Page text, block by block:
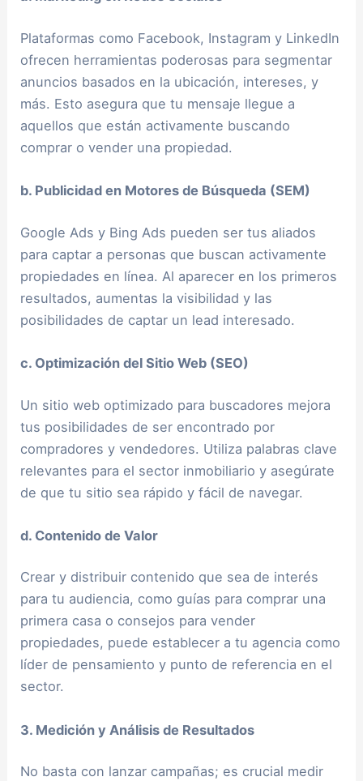
Plataformas como Facebook, Instagram y LinkedIn
ofrecen herramientas poderosas para segmentar
anuncios basados en la ubicación, intereses, y
más. Esto asegura que tu mensaje llegue a
aquellos que están activamente buscando
comprar o vender una propiedad.
b. Publicidad en Motores de Búsqueda (SEM)
Google Ads y Bing Ads pueden ser tus aliados
para captar a personas que buscan activamente
propiedades en línea. Al aparecer en los primeros
resultados, aumentas la visibilidad y las
posibilidades de captar un lead interesado.
c. Optimización del Sitio Web (SEO)
Un sitio web optimizado para buscadores mejora
tus posibilidades de ser encontrado por
compradores y vendedores. Utiliza palabras clave
relevantes para el sector inmobiliario y asegúrate
de que tu sitio sea rápido y fácil de navegar.
d. Contenido de Valor
Crear y distribuir contenido que sea de interés
para tu audiencia, como guías para comprar una
primera casa o consejos para vender
propiedades, puede establecer a tu agencia como
líder de pensamiento y punto de referencia en el
sector.
3. Medición y Análisis de Resultados
No basta con lanzar campañas; es crucial medir